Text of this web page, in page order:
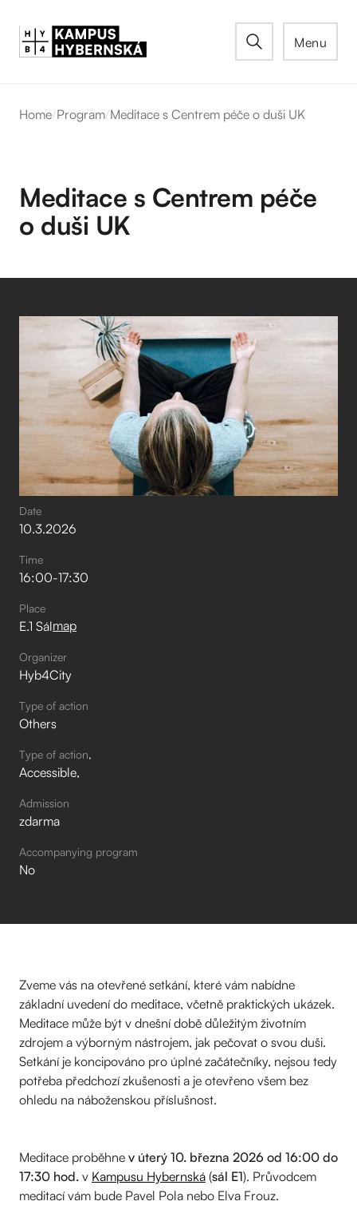
Menu
Home/Program/Meditace s Centrem péče o duši UK
Meditace s Centrem péče
o duši UK
Date
10.3.2026
Time
16:00-17:30
Place
E.1 Sálmap
Organizer
Hyb4City
Type of action
Others
Type of action
Accessible
Admission
zdarma
Accompanying program
No
Zveme vás na otevřené setkání, které vám nabídne
základní uvedení do meditace, včetně praktických ukázek.
Meditace může být v dnešní době důležitým životním
zdrojem a výborným nástrojem, jak pečovat o svou duši.
Setkání je koncipováno pro úplné začátečníky, nejsou tedy
potřeba předchozí zkušenosti a je otevřeno všem bez
ohledu na náboženskou příslušnost.
Meditace proběhne v úterý 10. března 2026 od 16:00 do
17:30 hod. v Kampusu Hybernská (sál E1). Průvodcem
meditací vám bude Pavel Pola nebo Elva Frouz.